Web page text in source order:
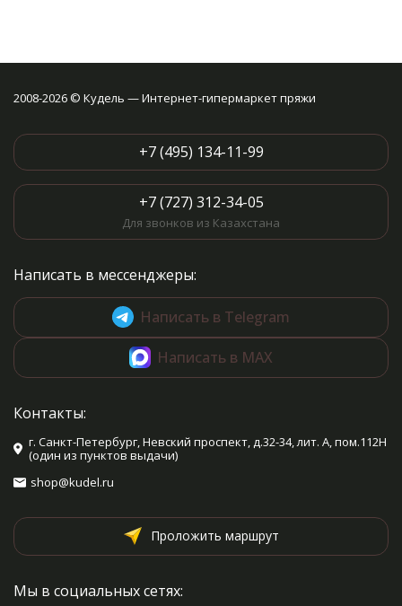
2008-2026 © Кудель — Интернет-гипермаркет пряжи
+7 (495) 134-11-99
+7 (727) 312-34-05
Для звонков из Казахстана
Написать в мессенджеры:
Написать в Telegram
Написать в MAX
Контакты:
г. Санкт-Петербург, Невский проспект, д.32-34, лит. А, пом.112Н
(один из пунктов выдачи)
shop@kudel.ru
Проложить маршрут
Мы в социальных сетях: